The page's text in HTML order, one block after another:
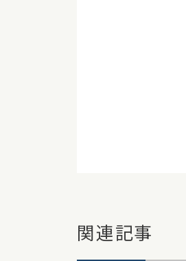
関連記事